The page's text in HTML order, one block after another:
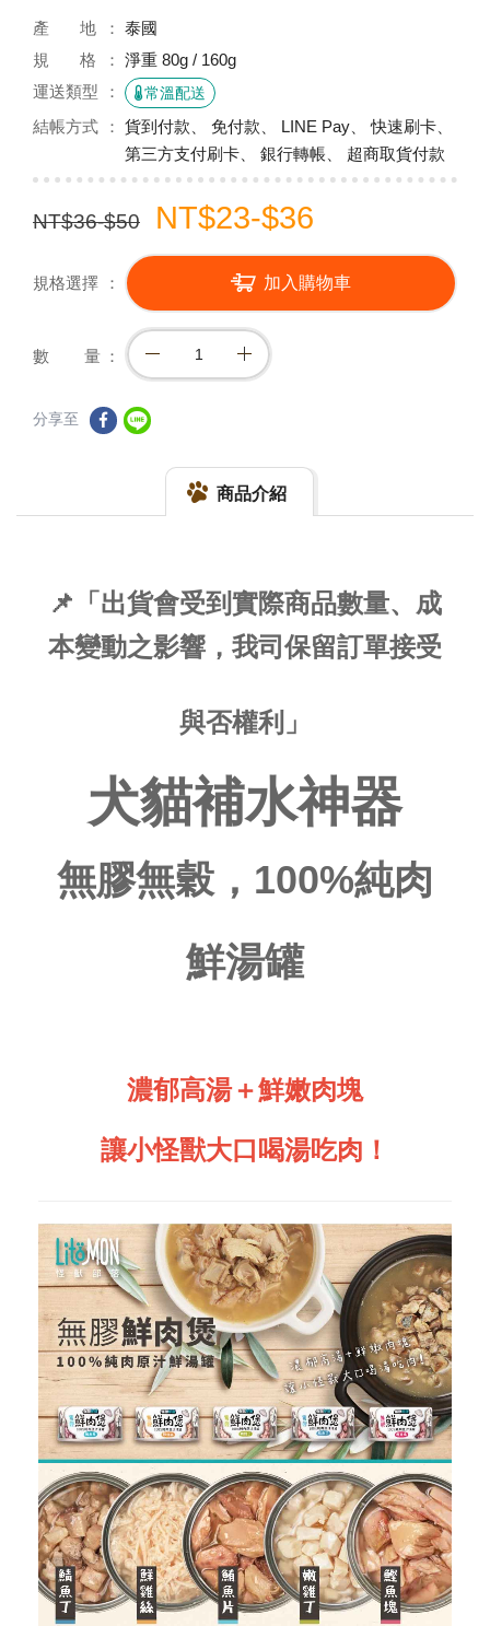
產 地
泰國
規 格
淨重 80g / 160g
運送類型
常溫配送
結帳方式
貨到付款、 免付款、 LINE Pay、 快速刷卡、
第三方支付刷卡、 銀行轉帳、 超商取貨付款
NT$36-$50 NT$23-$36
規格選擇 加入購物車
數 量
分享至
商品介紹
📌「出貨會受到實際商品數量、成
本變動之影響，我司保留訂單接受
與否權利」
犬貓補水神器
無膠無穀，100%純肉
鮮湯罐
濃郁高湯＋鮮嫩肉塊
讓小怪獸大口喝湯吃肉！